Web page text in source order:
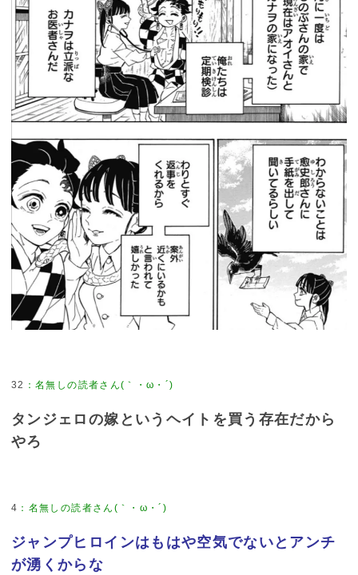
32
タンジェロの嫁というヘイトを買う存在だから
やろ
4
ジャンプヒロインはもはや空気でないとアンチ
が湧くからな